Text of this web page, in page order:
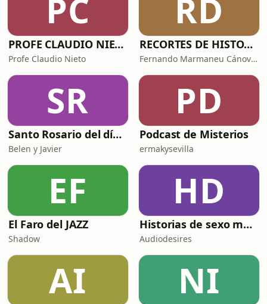
PC
PROFE CLAUDIO NIETO
Profe Claudio Nieto
RD
RECORTES DE HISTORIA Y CIENCIA
Fernando Marmaneu Cánovas
SR
Santo Rosario del día. 🙏 Reza con nosotros en castellano 🇪🇸
Belen y Javier
PD
Podcast de Misterios
ermakysevilla
EF
El Faro del JAZZ
Shadow
HD
Historias de sexo muy intensas y calientes
Audiodesires
AI NI